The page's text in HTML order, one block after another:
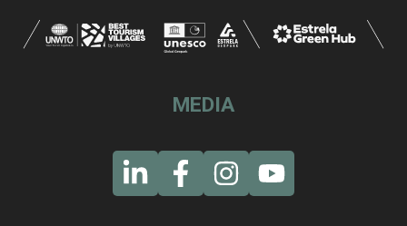
MEDIA